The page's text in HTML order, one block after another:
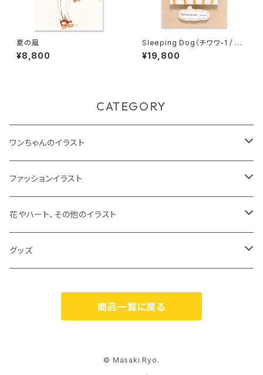
夏の風
¥8,800
Sleeping Dog（チワワ-1 / 生
成り地）
¥19,800
CATEGORY
ワンちゃんのイラスト
ジークレープリント
原画
ファッションイラスト
ジークレープリント
原画
花やハート、その他のイラスト
ジークレープリント
グッズ
カスパリ（Caspari）
商品一覧に戻る
© Masaki Ryo.